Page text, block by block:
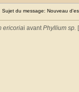
Sujet du message: Nouveau
ericoriai avantPhyllium sp.